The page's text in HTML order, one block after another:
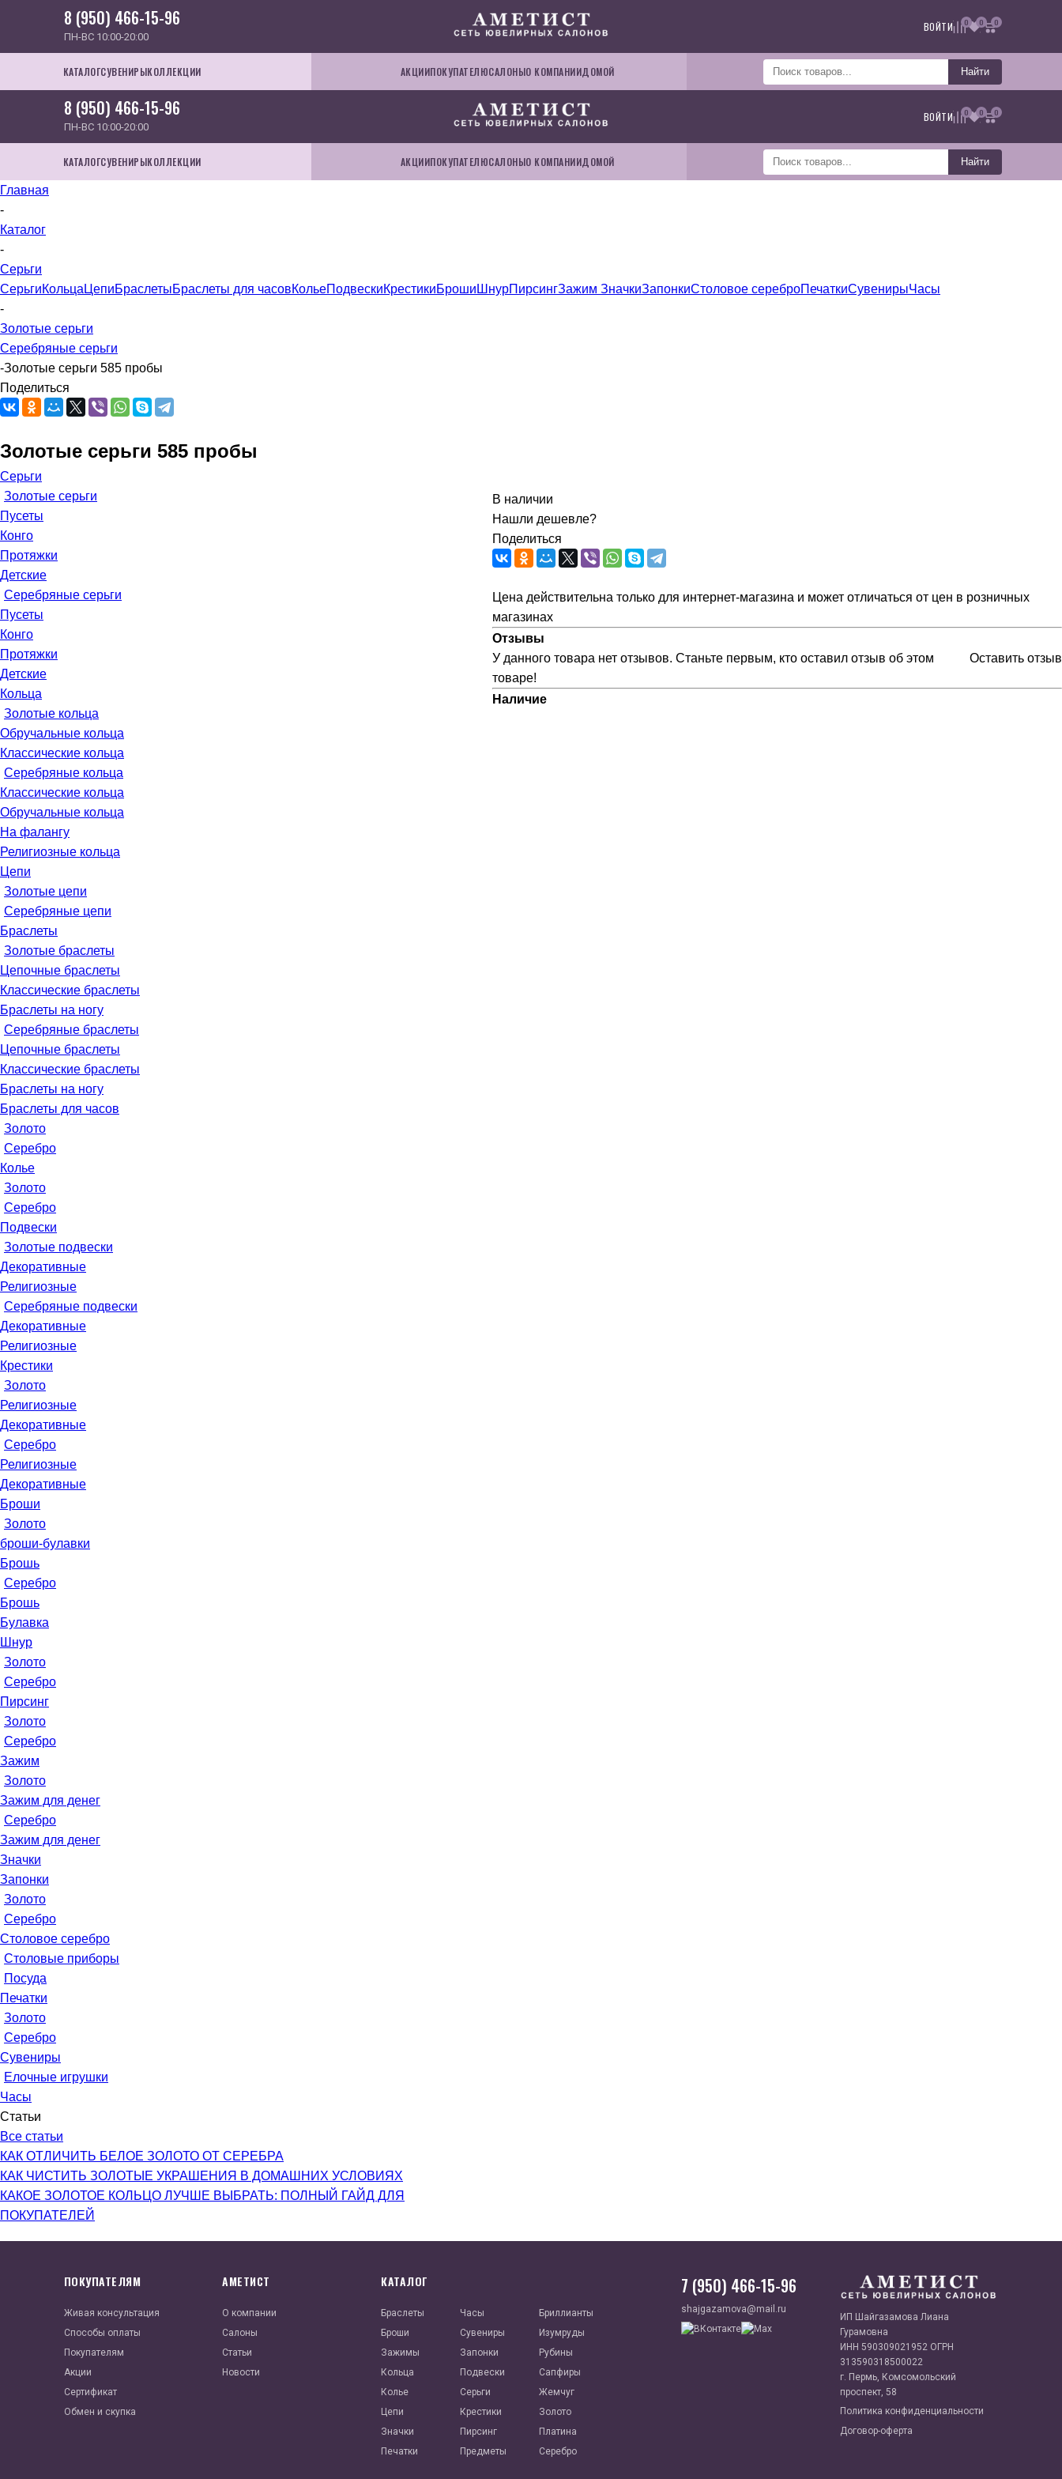
8 (950) 466-15-96
ПН-ВС 10:00-20:00
ВОЙТИ 0 0 0
КАТАЛОГСУВЕНИРЫКОЛЛЕКЦИИ АКЦИИПОКУПАТЕЛЮСАЛОНЫО КОМПАНИИДОМОЙ Найти
8 (950) 466-15-96
ПН-ВС 10:00-20:00
ВОЙТИ 0 0 0
КАТАЛОГСУВЕНИРЫКОЛЛЕКЦИИ АКЦИИПОКУПАТЕЛЮСАЛОНЫО КОМПАНИИДОМОЙ Найти
Главная
-
Каталог
-
Серьги
СерьгиКольца ЦепиБраслетыБраслеты для часовКольеПодвескиКрестикиБроши ШнурПирсингЗажим ЗначкиЗапонкиСтоловое сереброПечаткиСувенирыЧасы
-
Золотые серьги
Серебряные серьги
-Золотые серьги 585 пробы
Поделиться
Золотые серьги 585 пробы
В наличии
Нашли дешевле?
Поделиться
Цена действительна только для интернет-магазина и может отличаться от цен в розничных
магазинах
Отзывы
Оставить отзыв
У данного товара нет отзывов. Станьте первым, кто оставил отзыв об этом
товаре!
Наличие
Серьги
Золотые серьги
Пусеты
Конго
Протяжки
Детские
Серебряные серьги
Пусеты
Конго
Протяжки
Детские
Кольца
Золотые кольца
Обручальные кольца
Классические кольца
Серебряные кольца
Классические кольца
Обручальные кольца
На фалангу
Религиозные кольца
Цепи
Золотые цепи
Серебряные цепи
Браслеты
Золотые браслеты
Цепочные браслеты
Классические браслеты
Браслеты на ногу
Серебряные браслеты
Цепочные браслеты
Классические браслеты
Браслеты на ногу
Браслеты для часов
Золото
Серебро
Колье
Золото
Серебро
Подвески
Золотые подвески
Декоративные
Религиозные
Серебряные подвески
Декоративные
Религиозные
Крестики
Золото
Религиозные
Декоративные
Серебро
Религиозные
Декоративные
Броши
Золото
броши-булавки
Брошь
Серебро
Брошь
Булавка
Шнур
Золото
Серебро
Пирсинг
Золото
Серебро
Зажим
Золото
Зажим для денег
Серебро
Зажим для денег
Значки
Запонки
Золото
Серебро
Столовое серебро
Столовые приборы
Посуда
Печатки
Золото
Серебро
Сувениры
Елочные игрушки
Часы
Статьи
Все статьи
КАК ОТЛИЧИТЬ БЕЛОЕ ЗОЛОТО ОТ СЕРЕБРА
КАК ЧИСТИТЬ ЗОЛОТЫЕ УКРАШЕНИЯ В ДОМАШНИХ УСЛОВИЯХ
КАКОЕ ЗОЛОТОЕ КОЛЬЦО ЛУЧШЕ ВЫБРАТЬ: ПОЛНЫЙ ГАЙД ДЛЯ
ПОКУПАТЕЛЕЙ
ПОКУПАТЕЛЯМ
Живая консультация
Способы оплаты
Покупателям
Акции
Сертификат
Обмен и скупка
АМЕТИСТ
О компании
Салоны
Статьи
Новости
КАТАЛОГ
Браслеты
Броши
Зажимы
Кольца
Колье
Цепи
Значки
Печатки
Часы
Сувениры
Запонки
Подвески
Серьги
Крестики
Пирсинг
Предметы
Бриллианты
Изумруды
Рубины
Сапфиры
Жемчуг
Золото
Платина
Серебро
7 (950) 466-15-96
shajgazamova@mail.ru
ИП Шайгазамова Лиана
Гурамовна
ИНН 590309021952 ОГРН
313590318500022
г. Пермь, Комсомольский
проспект, 58
Политика конфиденциальности
Договор-оферта